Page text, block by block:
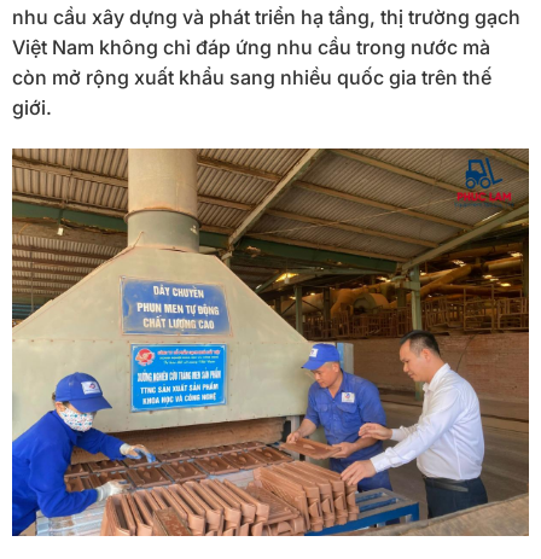
nhu cầu xây dựng và phát triển hạ tầng, thị trường gạch
Việt Nam không chỉ đáp ứng nhu cầu trong nước mà
còn mở rộng xuất khẩu sang nhiều quốc gia trên thế
giới.